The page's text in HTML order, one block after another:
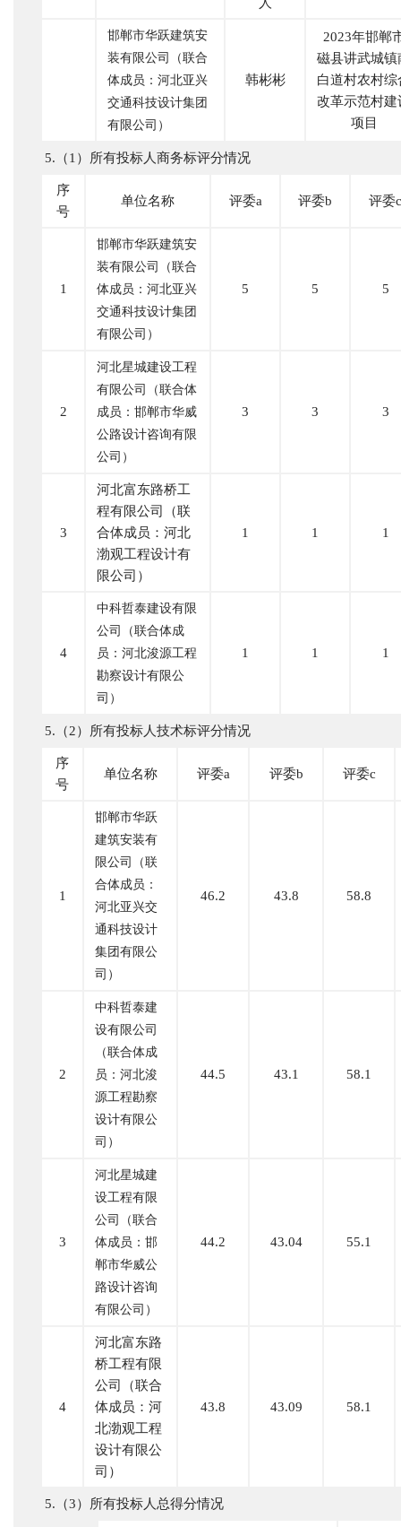
邯郸市华跃建筑安
装有限公司（联合
体成员：河北亚兴
交通科技设计集团
有限公司）
韩彬彬
2023年邯郸
磁县讲武城镇
白道村农村综
改革示范村建
项目
5.（1）所有投标人商务标评分情况
序
号
单位名称 评委a 评委b 评委c
1
邯郸市华跃建筑安
装有限公司（联合
体成员：河北亚兴
交通科技设计集团
有限公司）
5 5 5
2
河北星城建设工程
有限公司（联合体
成员：邯郸市华威
公路设计咨询有限
公司）
3 3 3
3
河北富东路桥工
程有限公司（联
合体成员：河北
渤观工程设计有
限公司）
1 1 1
4
中科哲泰建设有限
公司（联合体成
员：河北浚源工程
勘察设计有限公
司）
1 1 1
5.（2）所有投标人技术标评分情况
序
号
单位名称 评委a 评委b 评委c
1
邯郸市华跃
建筑安装有
限公司（联
合体成员：
河北亚兴交
通科技设计
集团有限公
司）
46.2 43.8 58.8
2
中科哲泰建
设有限公司
（联合体成
员：河北浚
源工程勘察
设计有限公
司）
44.5 43.1 58.1
3
河北星城建
设工程有限
公司（联合
体成员：邯
郸市华威公
路设计咨询
有限公司）
44.2 43.04 55.1
4
河北富东路
桥工程有限
公司（联合
体成员：河
北渤观工程
设计有限公
司）
43.8 43.09 58.1
5.（3）所有投标人总得分情况